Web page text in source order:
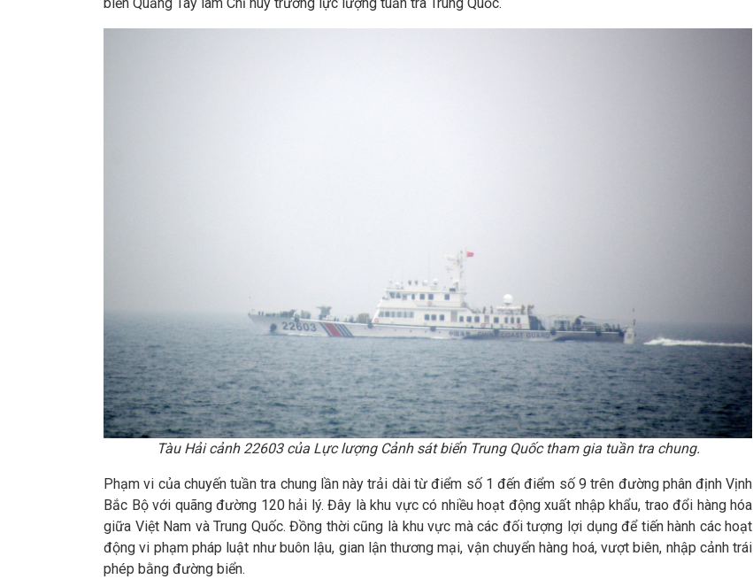
Tàu Hải cảnh 22603 của Lực lượng Cảnh sát biển Trung Quốc tham gia tuần tra chung.
Phạm vi của chuyến tuần tra chung lần này trải dài từ điểm số 1 đến điểm số 9 trên đường phân định Vịnh
Bắc Bộ với quãng đường 120 hải lý. Đây là khu vực có nhiều hoạt động xuất nhập khẩu, trao đổi hàng hóa
giữa Việt Nam và Trung Quốc. Đồng thời cũng là khu vực mà các đối tượng lợi dụng để tiến hành các hoạt
động vi phạm pháp luật như buôn lậu, gian lận thương mại, vận chuyển hàng hoá, vượt biên, nhập cảnh trái
phép bằng đường biển.